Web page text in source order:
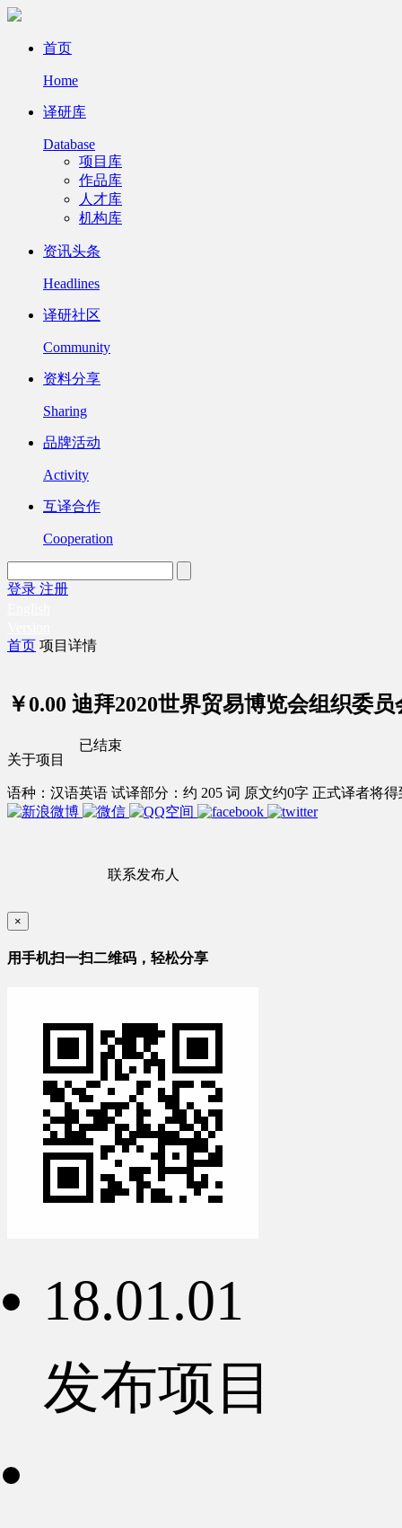
首页
Home
译研库
Database
项目库
作品库
人才库
机构库
资讯头条
Headlines
译研社区
Community
资料分享
Sharing
品牌活动
Activity
互译合作
Cooperation
登录 注册
首页 项目详情
￥0.00 迪拜2020世界贸易博览会组织委
关于项目
语种：汉语英语 试译部分：约 205 词 原文约0字 正式译者将
联系发布人
已结束
×
用手机扫一扫二维码，轻松分享
18.01.01
发布项目